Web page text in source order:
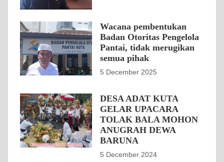
Wacana pembentukan
Badan Otoritas Pengelola
Pantai, tidak merugikan
semua pihak
5 December 2025
DESA ADAT KUTA
GELAR UPACARA
TOLAK BALA MOHON
ANUGRAH DEWA
BARUNA
5 December 2024